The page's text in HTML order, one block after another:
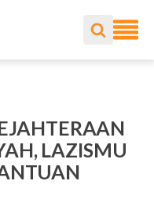
LAZISMU